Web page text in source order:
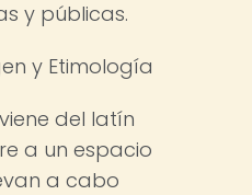
y públicas.
y Etimología
del latín
a un espacio
a cabo